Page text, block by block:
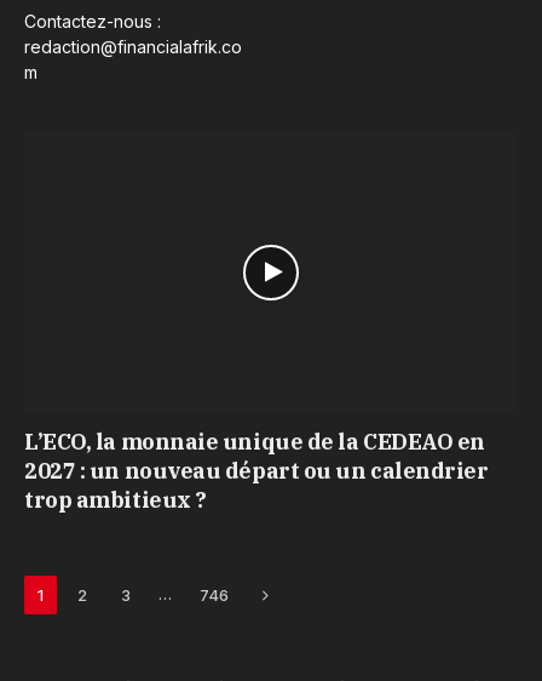
Contactez-nous :
redaction@financialafrik.co
m
L’ECO, la monnaie unique de la CEDEAO en
2027 : un nouveau départ ou un calendrier
trop ambitieux ?
1 2 3 … 746 Next